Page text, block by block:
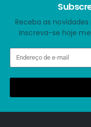
Receba as
Inscreva-se hoje